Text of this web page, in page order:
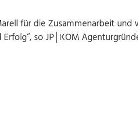
für die Zusammenarbeit
so JP│KOM